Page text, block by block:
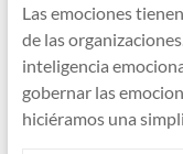
Las emociones
de las
inteligencia
gobernar las
hiciéramos una